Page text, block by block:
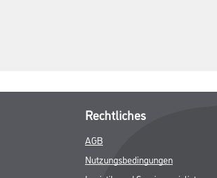
Rechtliches
AGB
Nutzungsbedingungen